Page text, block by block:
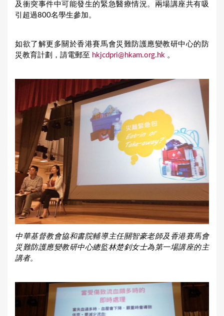
及衝突事件中可能發生的緊急醫療情況。兩場講座共有吸
引超過800名學生參加。
如欲了解更多關於香港賽馬會災難防護應變教研中心的防
災教育計劃，請電郵至 hkjcdpri@hkam.org.hk 。
中華基督教會協和書院輔導主任關智豪老師及香港賽馬會
災難防護應變教研中心總監林楚釗女士為第一場講座的主
講者。